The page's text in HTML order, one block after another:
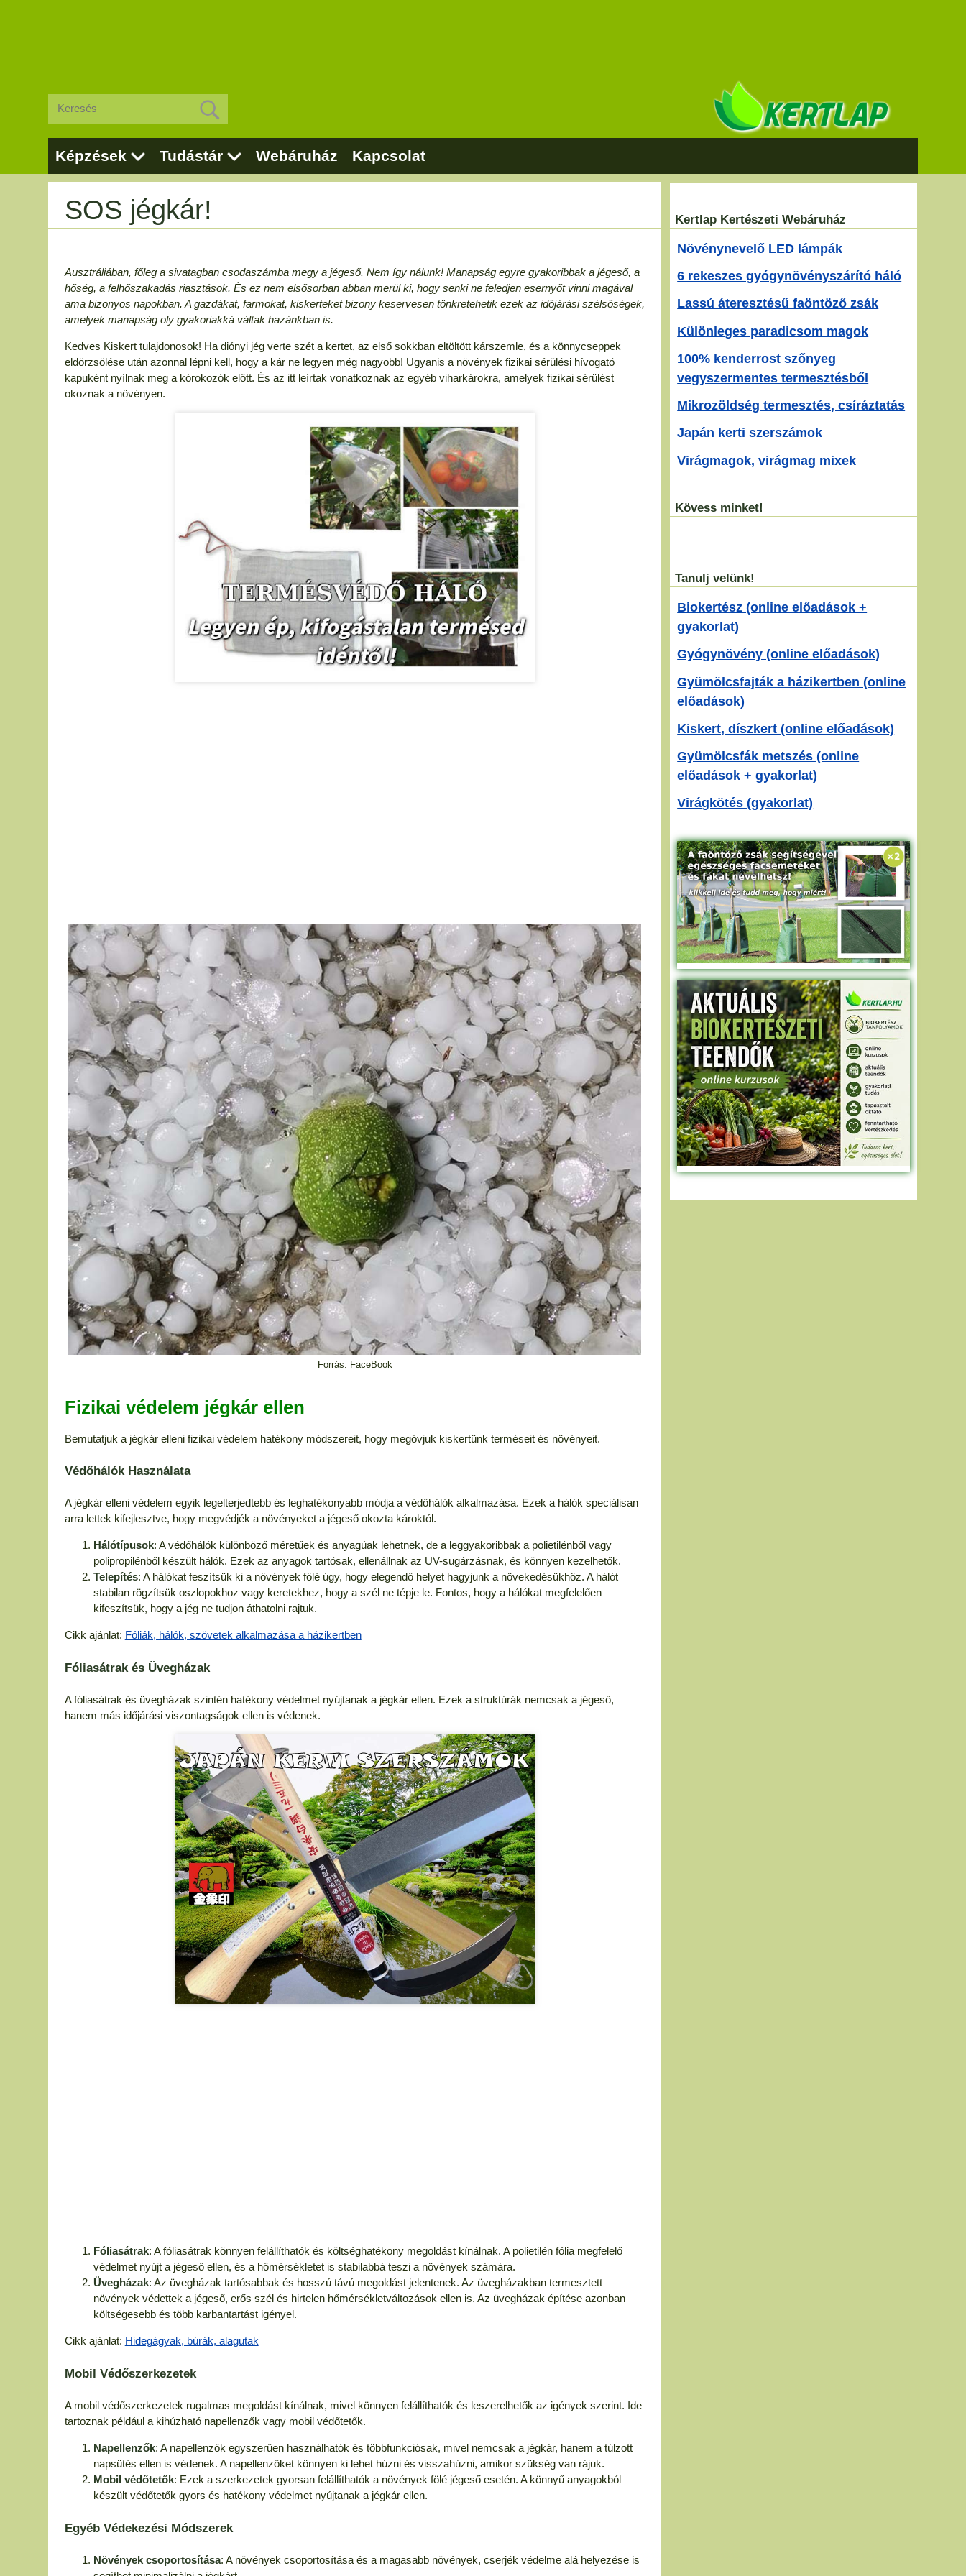
Képzések Tudástár Webáruház Kapcsolat
SOS jégkár!
Ausztráliában, főleg a sivatagban csodaszámba megy a jégeső. Nem így nálunk! Manapság egyre gyakoribbak a jégeső, a
hőség, a felhőszakadás riasztások. És ez nem elsősorban abban merül ki, hogy senki ne feledjen esernyőt vinni magával
ama bizonyos napokban. A gazdákat, farmokat, kiskerteket bizony keservesen tönkretehetik ezek az időjárási szélsőségek,
amelyek manapság oly gyakoriakká váltak hazánkban is.
Kedves Kiskert tulajdonosok! Ha diónyi jég verte szét a kertet, az első sokkban eltöltött kárszemle, és a könnycseppek
eldörzsölése után azonnal lépni kell, hogy a kár ne legyen még nagyobb! Ugyanis a növények fizikai sérülési hívogató
kapuként nyílnak meg a kórokozók előtt. És az itt leírtak vonatkoznak az egyéb viharkárokra, amelyek fizikai sérülést
okoznak a növényen.
Forrás: FaceBook
Fizikai védelem jégkár ellen
Bemutatjuk a jégkár elleni fizikai védelem hatékony módszereit, hogy megóvjuk kiskertünk terméseit és növényeit.
Védőhálók Használata
A jégkár elleni védelem egyik legelterjedtebb és leghatékonyabb módja a védőhálók alkalmazása. Ezek a hálók speciálisan
arra lettek kifejlesztve, hogy megvédjék a növényeket a jégeső okozta károktól.
Hálótípusok: A védőhálók különböző méretűek és anyagúak lehetnek, de a leggyakoribbak a polietilénből vagy
polipropilénből készült hálók. Ezek az anyagok tartósak, ellenállnak az UV-sugárzásnak, és könnyen kezelhetők.
Telepítés: A hálókat feszítsük ki a növények fölé úgy, hogy elegendő helyet hagyjunk a növekedésükhöz. A hálót
stabilan rögzítsük oszlopokhoz vagy keretekhez, hogy a szél ne tépje le. Fontos, hogy a hálókat megfelelően
kifeszítsük, hogy a jég ne tudjon áthatolni rajtuk.
Cikk ajánlat: Fóliák, hálók, szövetek alkalmazása a házikertben
Fóliasátrak és Üvegházak
A fóliasátrak és üvegházak szintén hatékony védelmet nyújtanak a jégkár ellen. Ezek a struktúrák nemcsak a jégeső,
hanem más időjárási viszontagságok ellen is védenek.
Fóliasátrak: A fóliasátrak könnyen felállíthatók és költséghatékony megoldást kínálnak. A polietilén fólia megfelelő
védelmet nyújt a jégeső ellen, és a hőmérsékletet is stabilabbá teszi a növények számára.
Üvegházak: Az üvegházak tartósabbak és hosszú távú megoldást jelentenek. Az üvegházakban termesztett
növények védettek a jégeső, erős szél és hirtelen hőmérsékletváltozások ellen is. Az üvegházak építése azonban
költségesebb és több karbantartást igényel.
Cikk ajánlat: Hidegágyak, búrák, alagutak
Mobil Védőszerkezetek
A mobil védőszerkezetek rugalmas megoldást kínálnak, mivel könnyen felállíthatók és leszerelhetők az igények szerint. Ide
tartoznak például a kihúzható napellenzők vagy mobil védőtetők.
Napellenzők: A napellenzők egyszerűen használhatók és többfunkciósak, mivel nemcsak a jégkár, hanem a túlzott
napsütés ellen is védenek. A napellenzőket könnyen ki lehet húzni és visszahúzni, amikor szükség van rájuk.
Mobil védőtetők: Ezek a szerkezetek gyorsan felállíthatók a növények fölé jégeső esetén. A könnyű anyagokból
készült védőtetők gyors és hatékony védelmet nyújtanak a jégkár ellen.
Egyéb Védekezési Módszerek
Növények csoportosítása: A növények csoportosítása és a magasabb növények, cserjék védelme alá helyezése is
Kertlap Kertészeti Webáruház
Növénynevelő LED lámpák
6 rekeszes gyógynövényszárító háló
Lassú áteresztésű faöntöző zsák
Különleges paradicsom magok
100% kenderrost szőnyeg
vegyszermentes termesztésből
Mikrozöldség termesztés, csíráztatás
Japán kerti szerszámok
Virágmagok, virágmag mixek
Kövess minket!
Tanulj velünk!
Biokertész (online előadások +
gyakorlat)
Gyógynövény (online előadások)
Gyümölcsfajták a házikertben (online
előadások)
Kiskert, díszkert (online előadások)
Gyümölcsfák metszés (online
előadások + gyakorlat)
Virágkötés (gyakorlat)